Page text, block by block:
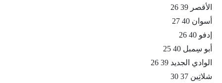
الأقصر 39 26
أسوان 40 27
إدفو 40 26
أبو سِمبل 40 25
الوادي الجديد 39 26
شلاتِين 37 30